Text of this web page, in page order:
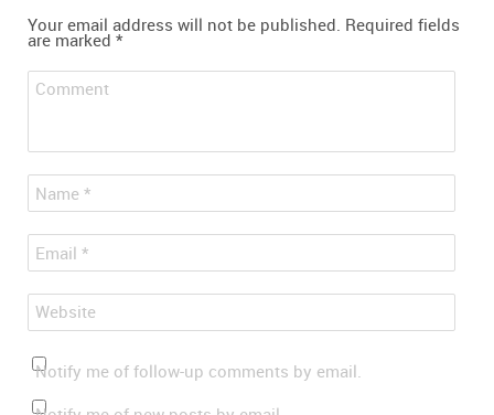
Your email address will not be published. Required fields
are marked *
Comment
Name *
Email *
Website
Notify me of follow-up comments by email.